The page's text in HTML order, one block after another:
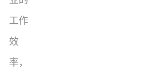
工作
效
率，